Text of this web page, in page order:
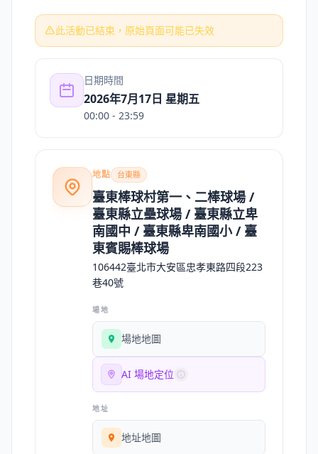
此活動已結束，原始頁面可能已失效
日期時間
2026年7月17日 星期五
00:00 - 23:59
地點 台東縣
臺東棒球村第一、二棒球場 /
臺東縣立壘球場 / 臺東縣立卑
南國中 / 臺東縣卑南國小 / 臺
東賓賜棒球場
106442臺北市大安區忠孝東路四段223
巷40號
場地
場地地圖
AI 場地定位
地址
地址地圖